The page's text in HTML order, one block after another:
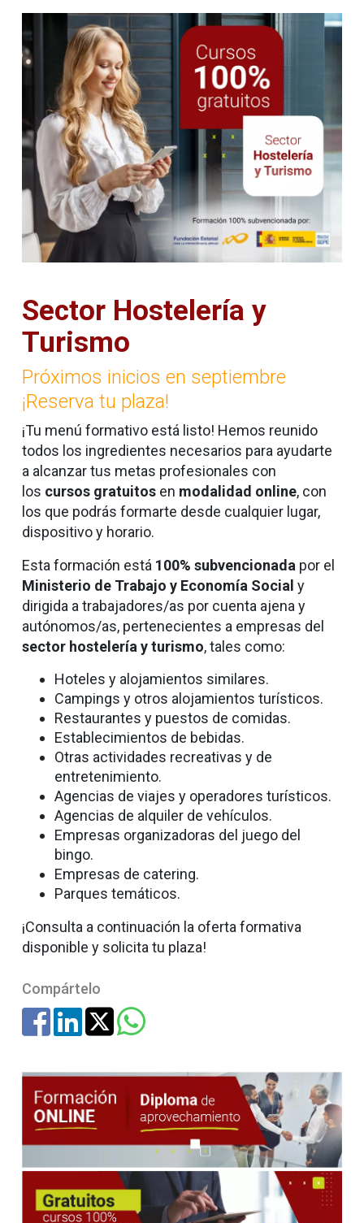
Sector Hostelería y
Turismo
Próximos inicios en septiembre
¡Reserva tu plaza!
¡Tu menú formativo está listo! Hemos reunido
todos los ingredientes necesarios para ayudarte
a alcanzar tus metas profesionales con
los cursos gratuitosen modalidad online, con
los que podrás formarte desde cualquier lugar,
dispositivo y horario.
Esta formación está 100% subvencionada por el
Ministerio de Trabajo y Economía Social y
dirigida a trabajadores/as por cuenta ajena y
autónomos/as, pertenecientes a empresas del
sector hostelería y turismo, tales como:
Hoteles y alojamientos similares.
Campings y otros alojamientos turísticos.
Restaurantes y puestos de comidas.
Establecimientos de bebidas.
Otras actividades recreativas y de
entretenimiento.
Agencias de viajes y operadores turísticos.
Agencias de alquiler de vehículos.
Empresas organizadoras del juego del
bingo.
Empresas de catering.
Parques temáticos.
¡Consulta a continuación la oferta formativa
disponible y solicita tu plaza!
Compártelo